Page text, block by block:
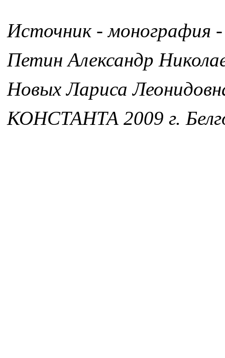
Источник - монография -
Петин Александр
Новых Лариса
КОНСТАНТА 2009 г.